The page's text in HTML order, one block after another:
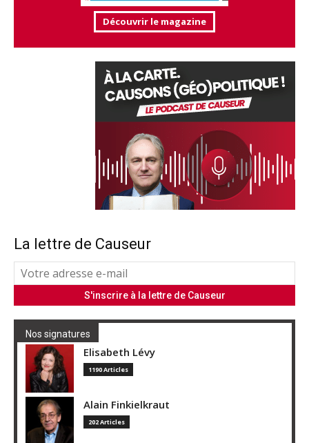
Découvrir le magazine
La lettre de Causeur
Nos signatures
Elisabeth Lévy
1190 Articles
Alain Finkielkraut
202 Articles